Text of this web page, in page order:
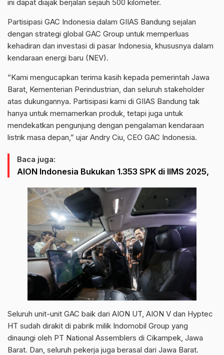
ini dapat diajak berjalan sejauh 500 kilometer.
Partisipasi GAC Indonesia dalam GIIAS Bandung sejalan
dengan strategi global GAC Group untuk memperluas
kehadiran dan investasi di pasar Indonesia, khususnya dalam
kendaraan energi baru (NEV).
“Kami mengucapkan terima kasih kepada pemerintah Jawa
Barat, Kementerian Perindustrian, dan seluruh stakeholder
atas dukungannya. Partisipasi kami di GIIAS Bandung tak
hanya untuk memamerkan produk, tetapi juga untuk
mendekatkan pengunjung dengan pengalaman kendaraan
listrik masa depan,” ujar Andry Ciu, CEO GAC Indonesia.
Baca juga:
AION Indonesia Bukukan 1.353 SPK di IIMS 2025,
Seluruh unit-unit GAC baik dari AION UT, AION V dan Hyptec
HT sudah dirakit di pabrik milik Indomobil Group yang
dinaungi oleh PT National Assemblers di Cikampek, Jawa
Barat. Dan, seluruh pekerja juga berasal dari Jawa Barat.